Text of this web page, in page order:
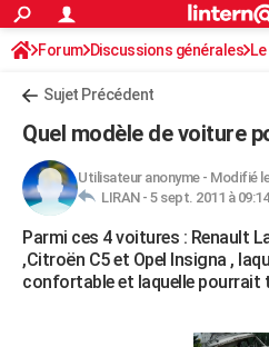
ACTUALITÉS
Politique
Société
Faits Divers
Education
Monde
Villes
+
FINANCE
Retraite
Impôts
Epargne
Immobilier
Risques naturels par ville
Banque
Assurance
Crédit
AUTO
Essais
Réserver un essai
Citadines
Berlines
SUV
Forum auto
+HIGH-TECH
Mobiles
Meilleur smartphone
Internet
Ordinateurs
Jeux vidéo
Guide high-tech
+
Forum Discussions générales
Sujet Précédent
Quel modèle de voiture
Utilisateur anonyme- Modifié
LIRAN - 5 sept. 2011 à 09:14
Parmi ces 4 voitures : Renault
,Citroën C5 et Opel Insigna ,
confortable et laquelle pourrait